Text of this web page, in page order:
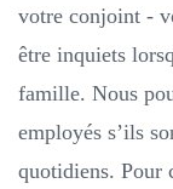
votre conjoint -
être inquiets
famille. Nous
employés s’ils
quotidiens. Pour